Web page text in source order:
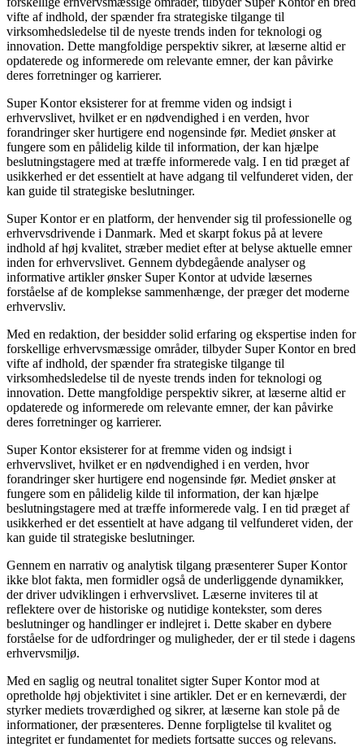
vifte af indhold, der spænder fra strategiske tilgange til
virksomhedsledelse til de nyeste trends inden for teknologi og
innovation. Dette mangfoldige perspektiv sikrer, at læserne altid er
opdaterede og informerede om relevante emner, der kan påvirke
deres forretninger og karrierer.
Super Kontor eksisterer for at fremme viden og indsigt i
erhvervslivet, hvilket er en nødvendighed i en verden, hvor
forandringer sker hurtigere end nogensinde før. Mediet ønsker at
fungere som en pålidelig kilde til information, der kan hjælpe
beslutningstagere med at træffe informerede valg. I en tid præget af
usikkerhed er det essentielt at have adgang til velfunderet viden, der
kan guide til strategiske beslutninger.
Super Kontor er en platform, der henvender sig til professionelle og
erhvervsdrivende i Danmark. Med et skarpt fokus på at levere
indhold af høj kvalitet, stræber mediet efter at belyse aktuelle emner
inden for erhvervslivet. Gennem dybdegående analyser og
informative artikler ønsker Super Kontor at udvide læsernes
forståelse af de komplekse sammenhænge, der præger det moderne
erhvervsliv.
Med en redaktion, der besidder solid erfaring og ekspertise inden for
forskellige erhvervsmæssige områder, tilbyder Super Kontor en bred
vifte af indhold, der spænder fra strategiske tilgange til
virksomhedsledelse til de nyeste trends inden for teknologi og
innovation. Dette mangfoldige perspektiv sikrer, at læserne altid er
opdaterede og informerede om relevante emner, der kan påvirke
deres forretninger og karrierer.
Super Kontor eksisterer for at fremme viden og indsigt i
erhvervslivet, hvilket er en nødvendighed i en verden, hvor
forandringer sker hurtigere end nogensinde før. Mediet ønsker at
fungere som en pålidelig kilde til information, der kan hjælpe
beslutningstagere med at træffe informerede valg. I en tid præget af
usikkerhed er det essentielt at have adgang til velfunderet viden, der
kan guide til strategiske beslutninger.
Gennem en narrativ og analytisk tilgang præsenterer Super Kontor
ikke blot fakta, men formidler også de underliggende dynamikker,
der driver udviklingen i erhvervslivet. Læserne inviteres til at
reflektere over de historiske og nutidige kontekster, som deres
beslutninger og handlinger er indlejret i. Dette skaber en dybere
forståelse for de udfordringer og muligheder, der er til stede i dagens
erhvervsmiljø.
Med en saglig og neutral tonalitet sigter Super Kontor mod at
opretholde høj objektivitet i sine artikler. Det er en kerneværdi, der
styrker mediets troværdighed og sikrer, at læserne kan stole på de
informationer, der præsenteres. Denne forpligtelse til kvalitet og
integritet er fundamentet for mediets fortsatte succes og relevans.